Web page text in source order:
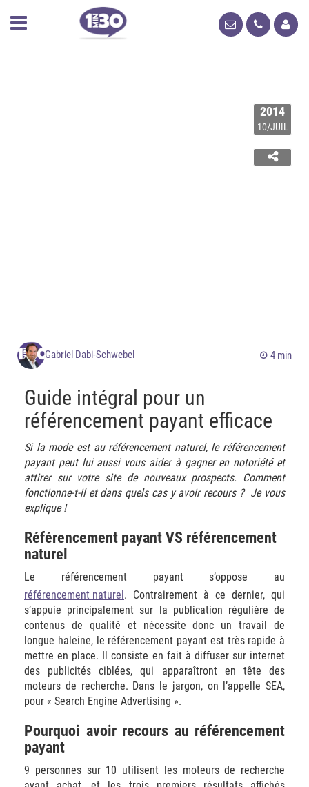
2014
10/JUIL
Gabriel Dabi-Schwebel 4 min
Guide intégral pour un
référencement payant efficace
Si la mode est au référencement naturel, le référencement
payant peut lui aussi vous aider à gagner en notoriété et
attirer sur votre site de nouveaux prospects.
Comment
fonctionne-t-il et dans quels cas y avoir recours ? Je vous
explique !
Référencement payant VS référencement
naturel
Le référencement payant s’oppose au
référencement naturel. Contrairement à ce dernier, qui
s’appuie principalement sur la publication régulière de
contenus de qualité et nécessite donc un travail de
longue haleine, le référencement payant est très rapide à
mettre en place. Il consiste en fait à diffuser sur internet
des publicités ciblées, qui apparaîtront en tête des
moteurs de recherche. Dans le jargon, on l’appelle SEA,
pour « Search Engine Advertising ».
Pourquoi avoir recours au référencement
payant
9 personnes sur 10 utilisent les moteurs de recherche